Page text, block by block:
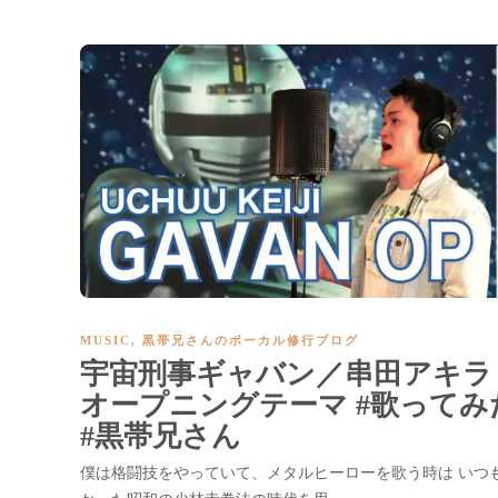
MUSIC , 黒帯兄さんのボーカル修行ブログ
宇宙刑事ギャバン／串田アキラ
オープニングテーマ #歌ってみ
#黒帯兄さん
僕は格闘技をやっていて、メタルヒーローを歌う時は いつ